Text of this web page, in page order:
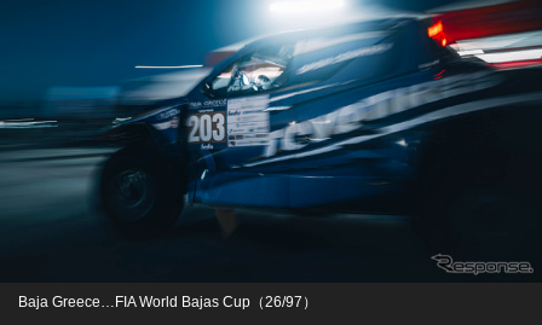
Baja Greece…FIA World Bajas Cup（26/97）